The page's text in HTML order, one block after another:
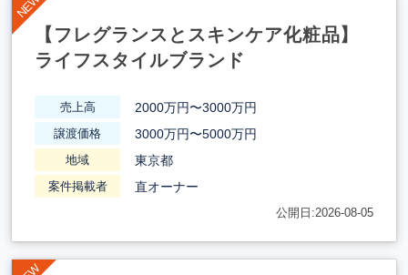
【フレグランスとスキンケア化粧品】
ライフスタイルブランド
売上高 2000万円〜3000万円
譲渡価格 3000万円〜5000万円
地域 東京都
案件掲載者 直オーナー
公開日:2026-08-05